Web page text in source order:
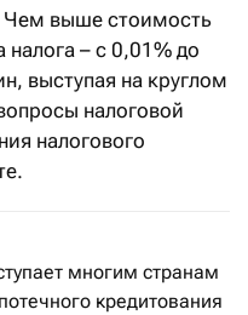
Чем выше стоимость
– с 0,01% до
выступая на круглом
налоговой
налогового
многим странам
кредитования